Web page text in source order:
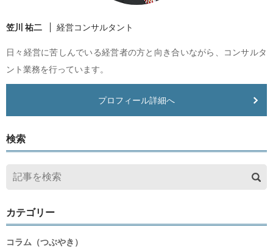
笠川 祐二 経営コンサルタント
日々経営に苦しんでいる経営者の方と向き合いながら、コンサルタ
ント業務を行っています。
プロフィール詳細へ
検索
カテゴリー
コラム（つぶやき）